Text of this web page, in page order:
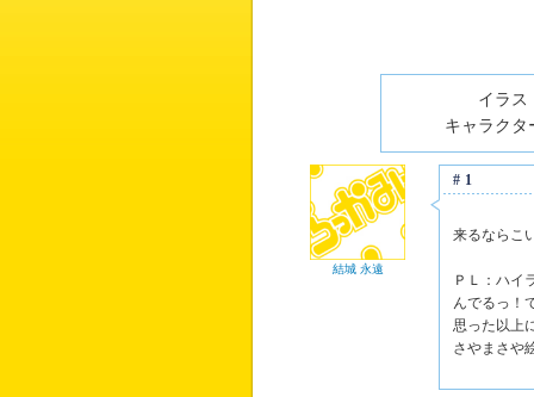
イラス
キャラクタ
結城 永遠
#1
来るならこ
ＰＬ：ハイ
んでるっ！
思った以上
さやまさや